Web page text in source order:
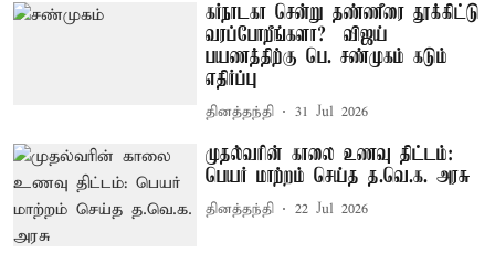
கர்நாடகா சென்று தண்ணீரை தூக்கிட்டு
வரப்போறீங்களா? – விஜய்
பயணத்திற்கு பெ. சண்முகம் கடும்
எதிர்ப்பு
தினத்தந்தி 31 Jul 2026
முதல்வரின் காலை உணவு திட்டம்:
பெயர் மாற்றம் செய்த த.வெ.க. அரசு
தினத்தந்தி 22 Jul 2026